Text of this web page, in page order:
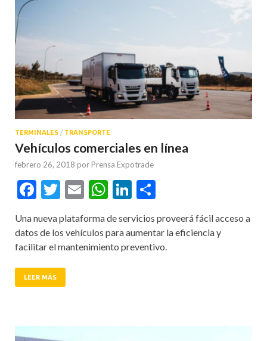
TERMINALES / TRANSPORTE
Vehículos comerciales en línea
febrero 26, 2018 por Prensa Expotrade
Facebook
Twitter
EmailWhatsApp
LinkedIn
Una nueva plataforma de servicios proveerá fácil acceso a
datos de los vehículos para aumentar la eficiencia y
facilitar el mantenimiento preventivo.
LEER MÁS